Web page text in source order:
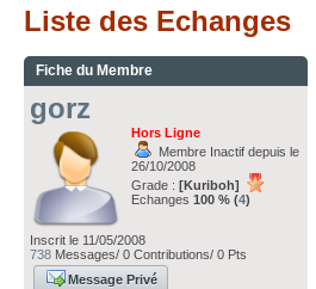
Liste des Echanges
Fiche du Membre
gorz
Hors Ligne
Membre Inactif depuis le
26/10/2008
Grade : [Kuriboh]
Echanges 100 % (4)
Inscrit le 11/05/2008
738 Messages/ 0 Contributions/ 0 Pts
Message Privé